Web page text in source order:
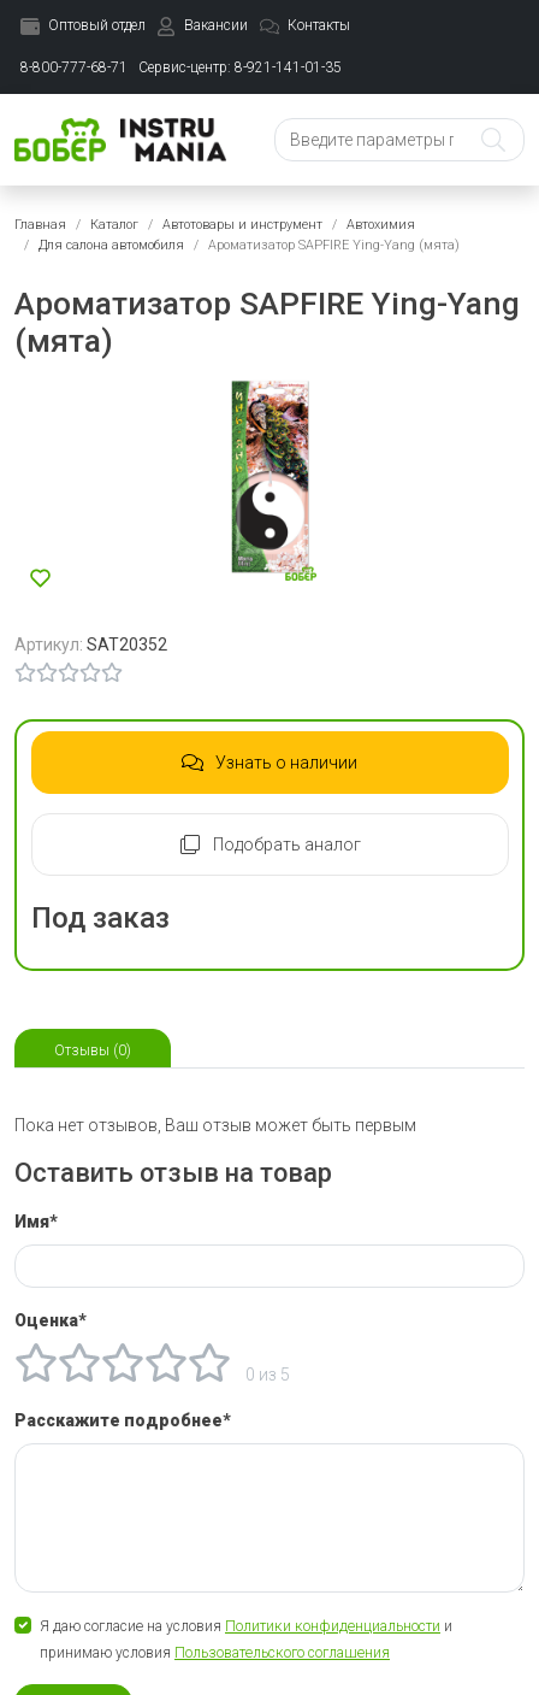
Оптовый отдел Вакансии Контакты
8-800-777-68-71 Сервис-центр: 8-921-141-01-35
Главная Каталог Автотовары и инструмент
Автохимия
Для салона автомобиля
Ароматизатор SAPFIRE Ying-Yang (мята)
Ароматизатор SAPFIRE Ying-Yang
(мята)
Артикул: SAT20352
Узнать о наличии
Подобрать аналог
Под заказ
Отзывы (0)
Пока нет отзывов, Ваш отзыв может быть первым
Оставить отзыв на товар
Имя*
Оценка*
0 из 5
Расскажите подробнее*
Я даю согласие на условия Политики конфиденциальности и
принимаю условия Пользовательского соглашения